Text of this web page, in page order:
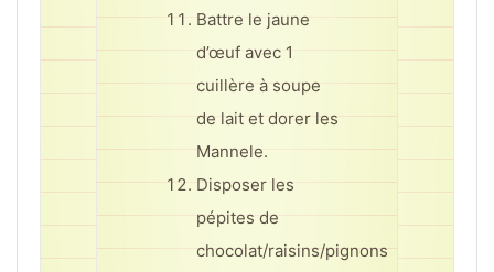
Battre le jaune
d’œuf avec 1
cuillère à soupe
de lait et dorer les
Mannele.
Disposer les
pépites de
chocolat/raisins/pignons